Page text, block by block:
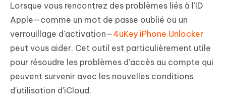
Lorsque vous rencontrez des problèmes liés à l'ID
Apple—comme un mot de passe oublié ou un
verrouillage d'activation—4uKey iPhone Unlocker
peut vous aider. Cet outil est particulièrement utile
pour résoudre les problèmes d'accès au compte qui
peuvent survenir avec les nouvelles conditions
d'utilisation d'iCloud.